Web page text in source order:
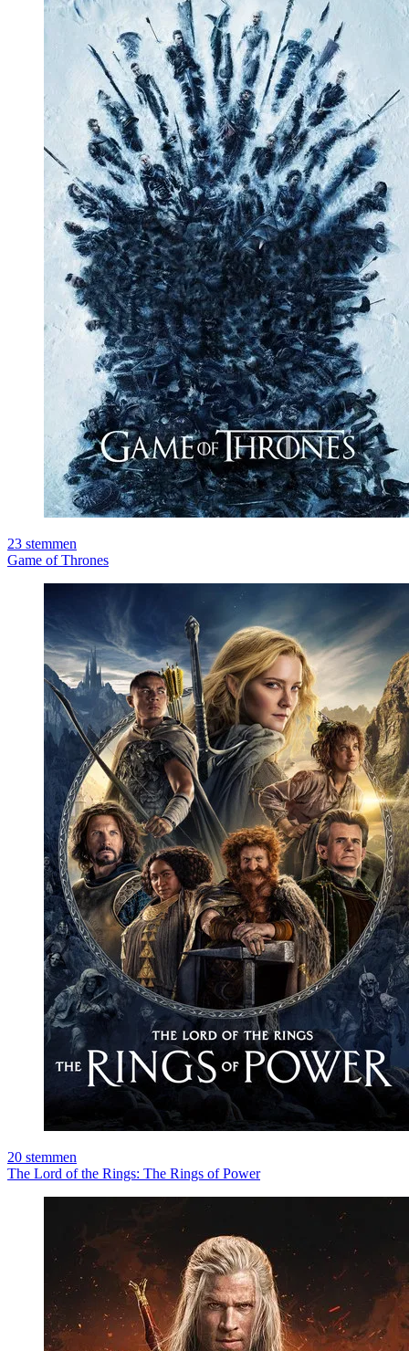
23 stemmen
Game of Thrones
20 stemmen
The Lord of the Rings: The Rings of Power